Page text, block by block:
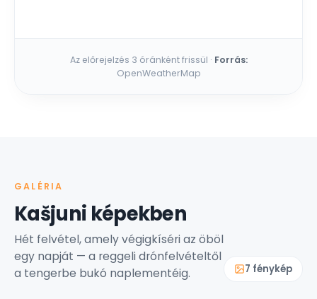
Az előrejelzés 3 óránként frissül · Forrás:
OpenWeatherMap
GALÉRIA
Kašjuni képekben
Hét felvétel, amely végigkíséri az öböl
egy napját — a reggeli drónfelvételtől
a tengerbe bukó naplementéig.
7 fénykép